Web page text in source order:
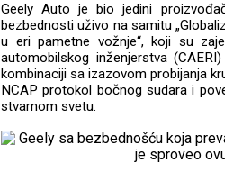
Geely Auto je bio jedini
bezbednosti uživo na samitu
u eri pametne vožnje“, koji su
automobilskog inženjerstva
kombinaciji sa izazovom probijanja
NCAP protokol bočnog sudara i
stvarnom svetu.